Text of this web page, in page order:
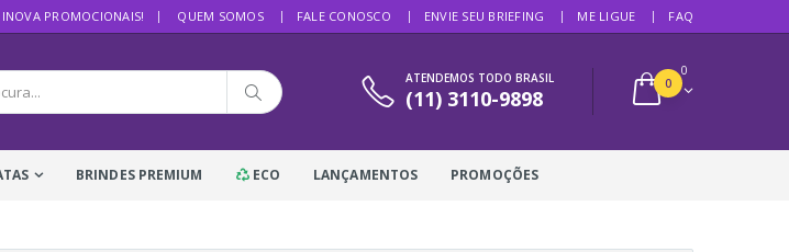
PROMOCIONAIS! QUEM SOMOS FALE CONOSCO ENVIE SEU BRIEFING ME LIGUE FAQ
ATENDEMOS TODO BRASIL
(11) 3110-9898
0
0
BRINDES PREMIUM ECO LANÇAMENTOS PROMOÇÕES